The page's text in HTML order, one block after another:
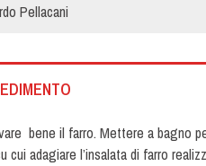
Pellacani
bene il farro. Mettere a bagno
cui adagiare l’insalata di farro